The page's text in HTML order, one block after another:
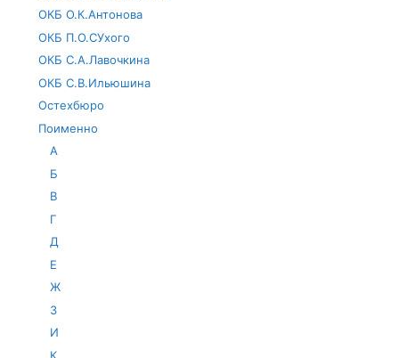
ОКБ О.К.Антонова
ОКБ П.О.СУхого
ОКБ С.А.Лавочкина
ОКБ С.В.Ильюшина
Остехбюро
Поименно
А
Б
В
Г
Д
Е
Ж
З
И
К